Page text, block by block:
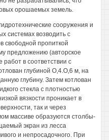
орошаемых земель.
сооружения и
системах возводить с
свободной пропиткой
предложению (авторское
в соответствии с
глубиной О,4.О,6 м, на
глубину. Затем котлован
стекла с плотностью
вязкости проникает в
так и через
массиве образуются столбы-
экран из лесса
и непросадочного. При